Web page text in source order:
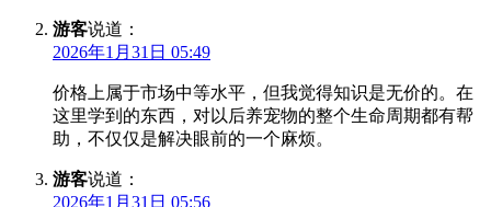
游客说道：
2026年1月31日 05:49
价格上属于市场中等水平，但我觉得知识是无价的。在
这里学到的东西，对以后养宠物的整个生命周期都有帮
助，不仅仅是解决眼前的一个麻烦。
游客说道：
2026年1月31日 05:56